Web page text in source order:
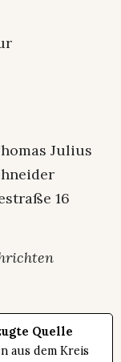
Julius
16
Quelle
aus dem Kreis